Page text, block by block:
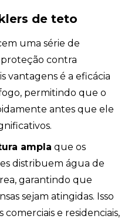
de teto
uma série de
proteção contra
vantagens é a eficácia
permitindo que o
antes que ele
ampla que os
distribuem água de
garantindo que
sejam atingidas. Isso
e residenciais,